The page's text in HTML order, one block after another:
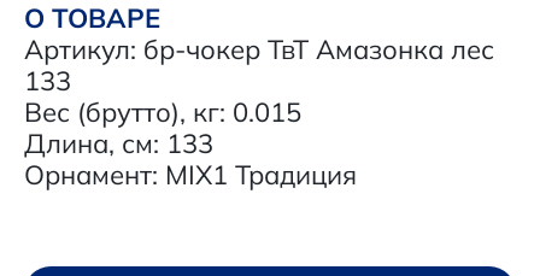
О ТОВАРЕ
Артикул: бр-чокер ТвТ Амазонка лес
133
Вес (брутто), кг: 0.015
Длина, см: 133
Орнамент: MIX1 Традиция